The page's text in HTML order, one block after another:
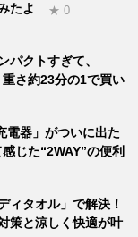
たよ ★ 0
パクトすぎて、
さ約23分の1で買い
電器」がついに出た
じた“2WAY”の便利
ィタオル」で解決！
策と涼しく快適が叶